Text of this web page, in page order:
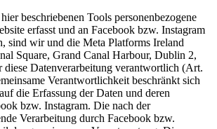
beschriebenen Tools personenbezogene
erfasst und an Facebook bzw. Instagram
sind wir und die Meta Platforms Ireland
Square, Grand Canal Harbour, Dublin 2,
diese Datenverarbeitung verantwortlich (Art.
Verantwortlichkeit beschränkt sich
die Erfassung der Daten und deren
bzw. Instagram. Die nach der
Verarbeitung durch Facebook bzw.